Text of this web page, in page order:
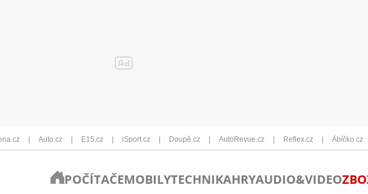
Auto.cz E15.cz iSport.cz Doupě.cz AutoRevue.cz Reflex.cz Ábíčko.cz
POČÍTAČEMOBILYTECHNIKAHRYAUDIO&VIDEO